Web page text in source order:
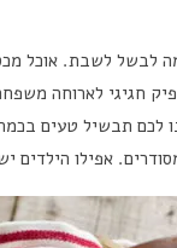
לשבת. אוכל
חגיגי לארוחה
לכם תבשיל טעים
אפילו הילדים